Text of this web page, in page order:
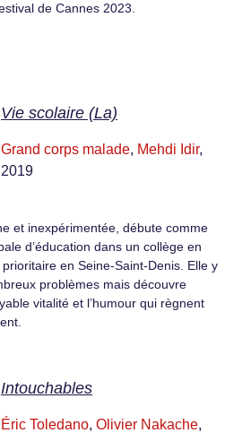
de Cannes 2023.
Vie scolaire (La)
Grand corps malade, Mehdi Idir,
2019
et inexpérimentée, débute comme
d’éducation dans un collège en
prioritaire en Seine-Saint-Denis. Elle y
problèmes mais découvre
vitalité et l’humour qui règnent
Intouchables
Éric Toledano, Olivier Nakache,